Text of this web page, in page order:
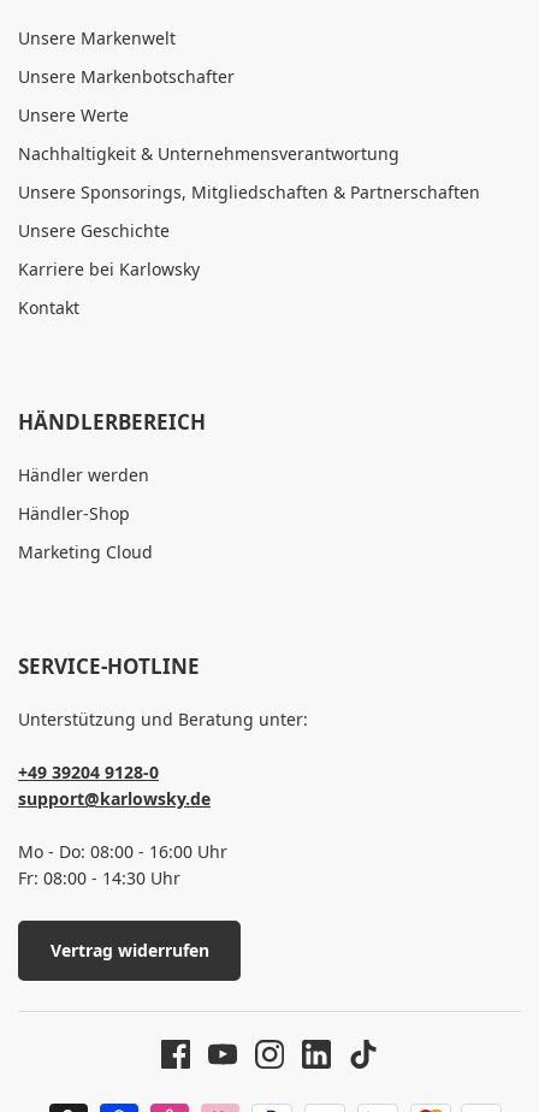
Unsere Markenwelt
Unsere Markenbotschafter
Unsere Werte
Nachhaltigkeit & Unternehmensverantwortung
Unsere Sponsorings, Mitgliedschaften & Partnerschaften
Unsere Geschichte
Karriere bei Karlowsky
Kontakt
HÄNDLERBEREICH
Händler werden
Händler-Shop
Marketing Cloud
SERVICE-HOTLINE
Unterstützung und Beratung unter:
+49 39204 9128-0
support@karlowsky.de
Mo - Do: 08:00 - 16:00 Uhr
Fr: 08:00 - 14:30 Uhr
Vertrag widerrufen